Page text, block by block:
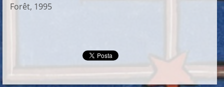
Forêt, 1995